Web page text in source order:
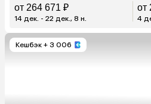
от 264 671 ₽
14 дек. - 22 дек., 8 н.
от
4
Кешбэк + 3 006